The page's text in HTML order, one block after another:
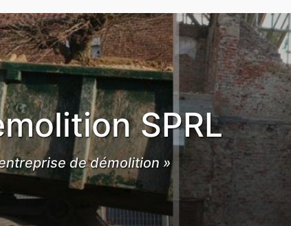
SPRL
de démolition »